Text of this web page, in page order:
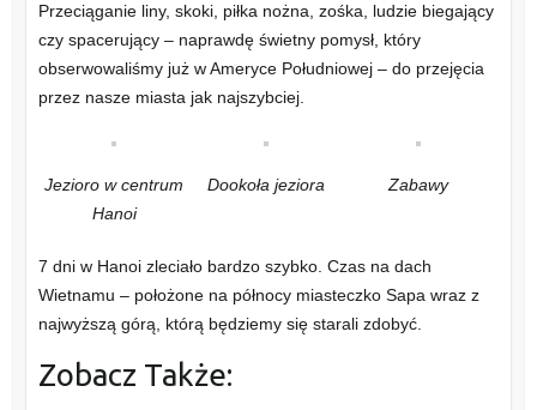
Przeciąganie liny, skoki, piłka nożna, zośka, ludzie biegający
czy spacerujący – naprawdę świetny pomysł, który
obserwowaliśmy już w Ameryce Południowej – do przejęcia
przez nasze miasta jak najszybciej.
Jezioro w centrum
Hanoi
Dookoła jeziora Zabawy
7 dni w Hanoi zleciało bardzo szybko. Czas na dach
Wietnamu – położone na północy miasteczko Sapa wraz z
najwyższą górą, którą będziemy się starali zdobyć.
Zobacz Także: